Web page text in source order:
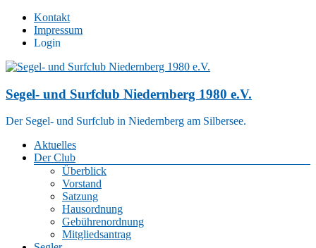
Zum
Inhalt
springen
Kontakt
Impressum
Login
Segel- und Surfclub Niedernberg 1980 e.V.
Der Segel- und Surfclub in Niedernberg am Silbersee.
Menü
Aktuelles
Der Club
Überblick
Vorstand
Satzung
Hausordnung
Gebührenordnung
Mitgliedsantrag